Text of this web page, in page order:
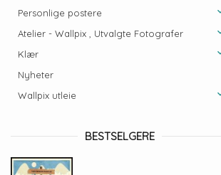
Personlige postere
Atelier - Wallpix , Utvalgte Fotografer
Klær
Nyheter
Wallpix utleie
BESTSELGERE